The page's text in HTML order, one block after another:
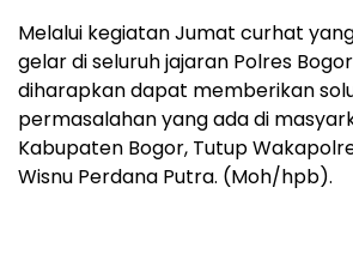
Melalui kegiatan Jumat curhat
gelar di seluruh jajaran Polres
diharapkan dapat memberikan
permasalahan yang ada di
Kabupaten Bogor, Tutup
Wisnu Perdana Putra. (Moh/hpb).